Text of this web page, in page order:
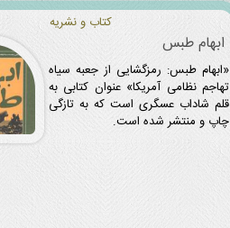
کتاب و نشریه
ابهام طبس
«ابهام طبس: رمزگشایی از جعبه سیاه
تهاجم نظامی آمریکا» عنوان کتابی به
قلم شاداب عسگری است که به تازگی
چاپ و منتشر شده است.